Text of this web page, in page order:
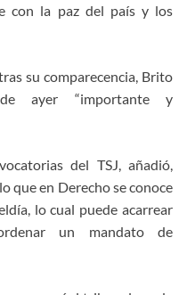
con la paz del país y los
su comparecencia, Brito
ayer “importante y
del TSJ, añadió,
que en Derecho se conoce
lo cual puede acarrear
un mandato de